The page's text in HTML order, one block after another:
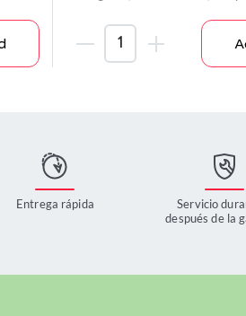
Entrega rápida
Servicio
después de la